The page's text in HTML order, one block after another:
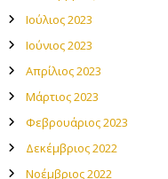
Ιούλιος 2023
Ιούνιος 2023
Απρίλιος 2023
Μάρτιος 2023
Φεβρουάριος 2023
Δεκέμβριος 2022
Νοέμβριος 2022